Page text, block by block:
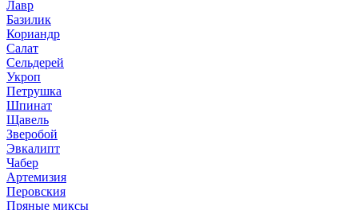
Лавр
Базилик
Кориандр
Салат
Сельдерей
Укроп
Петрушка
Шпинат
Щавель
Зверобой
Эвкалипт
Чабер
Артемизия
Перовския
Пряные миксы